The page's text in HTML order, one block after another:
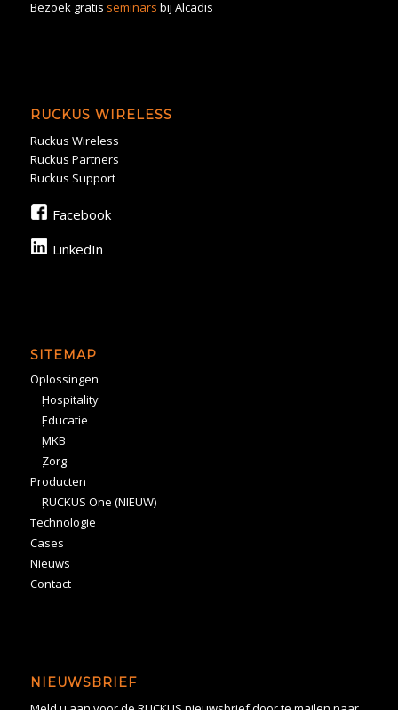
Bezoek gratis seminars bij Alcadis
RUCKUS WIRELESS
Ruckus Wireless
Ruckus Partners
Ruckus Support
Facebook
LinkedIn
SITEMAP
Oplossingen
Hospitality
Educatie
MKB
Zorg
Producten
RUCKUS One (NIEUW)
Technologie
Cases
Nieuws
Contact
NIEUWSBRIEF